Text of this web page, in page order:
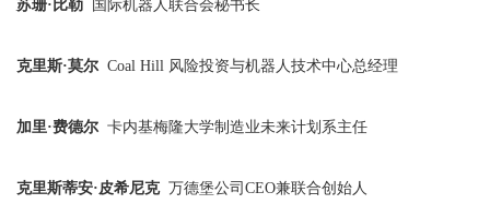
苏珊·比勒 国际机器人联合会秘书长
克里斯·莫尔 Coal Hill 风险投资与机器人技术中心总经理
加里·费德尔 卡内基梅隆大学制造业未来计划系主任
克里斯蒂安·皮希尼克 万德堡公司CEO兼联合创始人